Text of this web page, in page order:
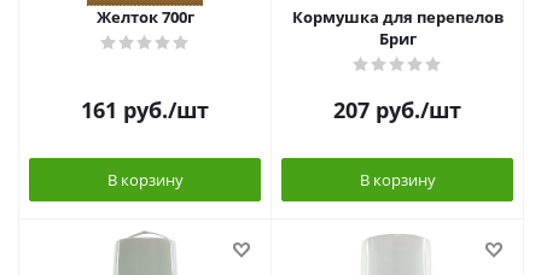
Желток 700г
161 руб./шт
В корзину
Кормушка для перепелов
Бриг
207 руб./шт
В корзину